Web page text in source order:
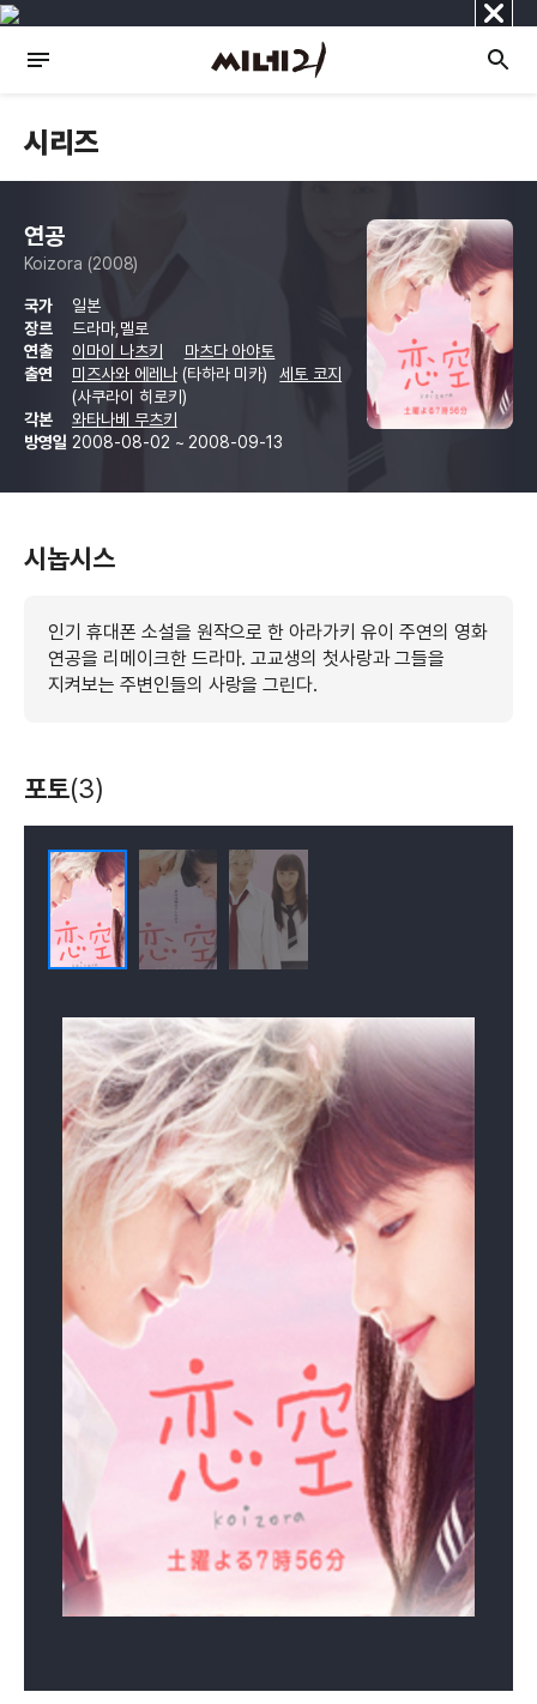
닫
기
시리즈
연공
Koizora (2008)
국가
일본
장르
드라마,멜로
연출
이마이 나츠키
마츠다 아야토
출연
미즈사와 에레나(타하라 미카)
세토 코지
(사쿠라이 히로키)
각본
와타나베 무츠키
방영일 2008-08-02 ~ 2008-09-13
시놉시스
인기 휴대폰 소설을 원작으로 한 아라가키 유이 주연의 영화
연공을 리메이크한 드라마. 고교생의 첫사랑과 그들을
지켜보는 주변인들의 사랑을 그린다.
포토(3)